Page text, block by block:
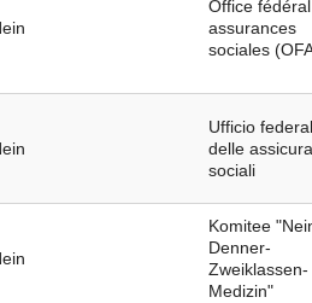
Office
assurances
sociales
Ufficio
delle
sociali
Komitee
Denner-
Zweiklassen-
Medizin"